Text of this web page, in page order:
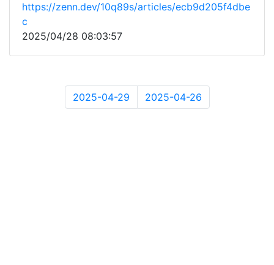
https://zenn.dev/10q89s/articles/ecb9d205f4dbe
c
2025/04/28 08:03:57
2025-04-29 2025-04-26